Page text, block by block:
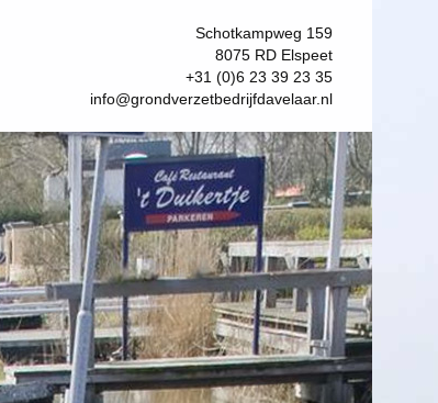
Schotkampweg 159
8075 RD Elspeet
+31 (0)6 23 39 23 35
info@grondverzetbedrijfdavelaar.nl